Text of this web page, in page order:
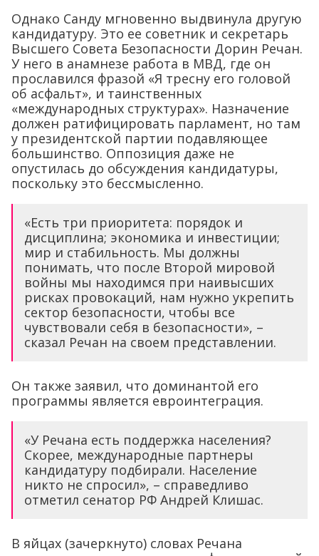
Однако Санду мгновенно выдвинула другую
кандидатуру. Это ее советник и секретарь
Высшего Совета Безопасности Дорин Речан.
У него в анамнезе работа в МВД, где он
прославился фразой «Я тресну его головой
об асфальт», и таинственных
«международных структурах». Назначение
должен ратифицировать парламент, но там
у президентской партии подавляющее
большинство. Оппозиция даже не
опустилась до обсуждения кандидатуры,
поскольку это бессмысленно.
«Есть три приоритета: порядок и
дисциплина; экономика и инвестиции;
мир и стабильность. Мы должны
понимать, что после Второй мировой
войны мы находимся при наивысших
рисках провокаций, нам нужно укрепить
сектор безопасности, чтобы все
чувствовали себя в безопасности», –
сказал Речан на своем представлении.
Он также заявил, что доминантой его
программы является евроинтеграция.
«У Речана есть поддержка населения?
Скорее, международные партнеры
кандидатуру подбирали. Население
никто не спросил», – справедливо
отметил сенатор РФ Андрей Клишас.
В яйцах (зачеркнуто) словах Речана